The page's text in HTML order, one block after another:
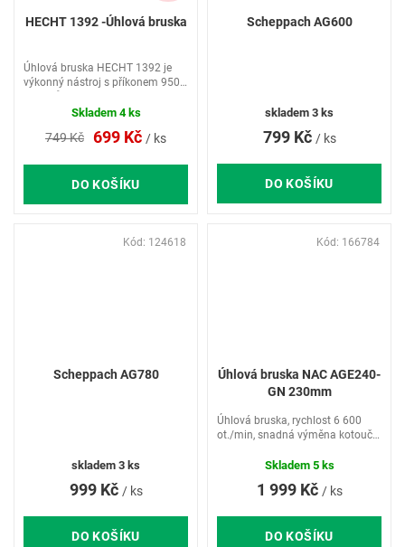
HECHT 1392 -Úhlová bruska
749 Kč 699 Kč / ks
DO KOŠÍKU
Úhlová bruska HECHT 1392 je
výkonný nástroj s příkonem 950
ideální pro různé řezací a brusné
až 12000 min-1 a je...
Skladem 4 ks
Scheppach AG600
799 Kč / ks
DO KOŠÍKU
skladem 3 ks
Scheppach AG780
999 Kč / ks
DO KOŠÍKU
skladem 3 ks
Kód: 124618
Úhlová bruska NAC AGE240-
GN 230mm
1 999 Kč / ks
DO KOŠÍKU
Úhlová bruska, rychlost 6 600
ot./min, snadná výměna kotouče,
přetížení, systém udržující
pojistka Safety Switch,...
Skladem 5 ks
Kód: 166784